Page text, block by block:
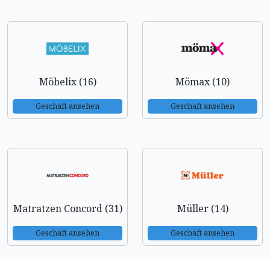
Möbelix (16)
Geschäft ansehen
Mömax (10)
Geschäft ansehen
Matratzen Concord (31)
Geschäft ansehen
Müller (14)
Geschäft ansehen